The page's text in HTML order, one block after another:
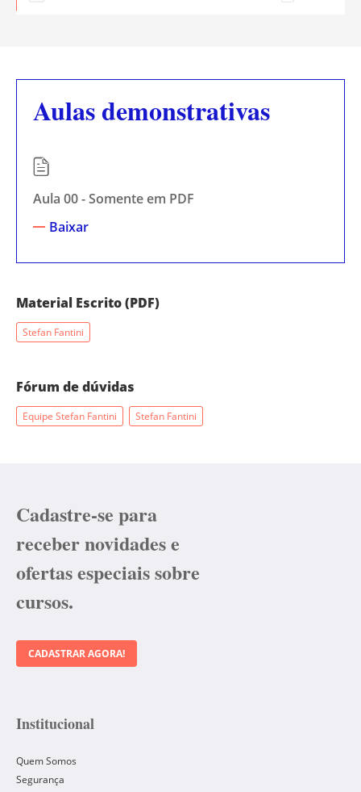
Aulas demonstrativas
Aula 00 - Somente em PDF
Baixar
Material Escrito (PDF)
Stefan Fantini
Fórum de dúvidas
Equipe Stefan Fantini Stefan Fantini
Cadastre-se para
receber novidades e
ofertas especiais sobre
cursos.
CADASTRAR AGORA!
Institucional
Quem Somos
Segurança